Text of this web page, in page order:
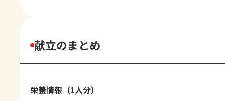
献立のまとめ
栄養情報（1人分）